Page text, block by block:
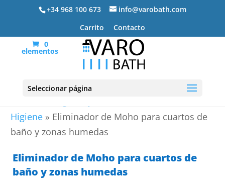
+34 968 100 673
info@varobath.com
Carrito
Contacto
0
elementos
Seleccionar página
Higiene » Eliminador de Moho para cuartos de
baño y zonas humedas
Eliminador de Moho para cuartos de
baño y zonas humedas